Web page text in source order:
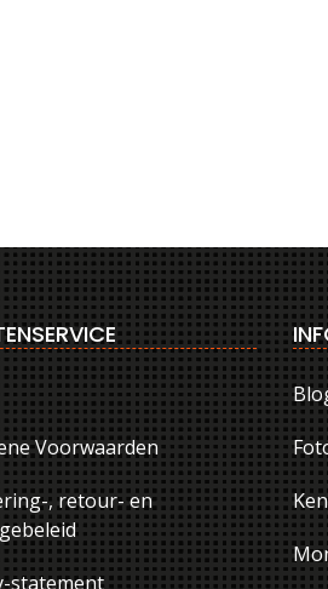
Voorwaarden
, retour- en
statement